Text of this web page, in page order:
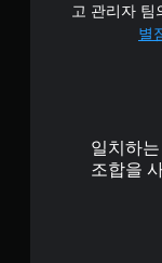
고 관리자 팀
별
일치하
조합을